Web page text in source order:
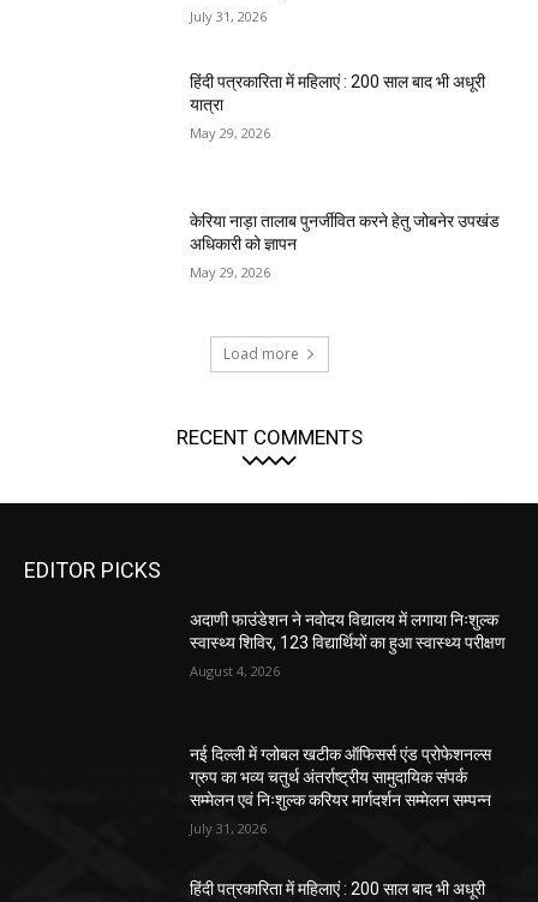
July 31, 2026
हिंदी पत्रकारिता में महिलाएं : 200 साल बाद भी अधूरी
यात्रा
May 29, 2026
केरिया नाड़ा तालाब पुनर्जीवित करने हेतु जोबनेर उपखंड
अधिकारी को ज्ञापन
May 29, 2026
Load more
RECENT COMMENTS
EDITOR PICKS
अदाणी फाउंडेशन ने नवोदय विद्यालय में लगाया निःशुल्क
स्वास्थ्य शिविर, 123 विद्यार्थियों का हुआ स्वास्थ्य परीक्षण
August 4, 2026
नई दिल्ली में ग्लोबल खटीक ऑफिसर्स एंड प्रोफेशनल्स
ग्रुप का भव्य चतुर्थ अंतर्राष्ट्रीय सामुदायिक संपर्क
सम्मेलन एवं निःशुल्क करियर मार्गदर्शन सम्मेलन सम्पन्न
July 31, 2026
हिंदी पत्रकारिता में महिलाएं : 200 साल बाद भी अधूरी